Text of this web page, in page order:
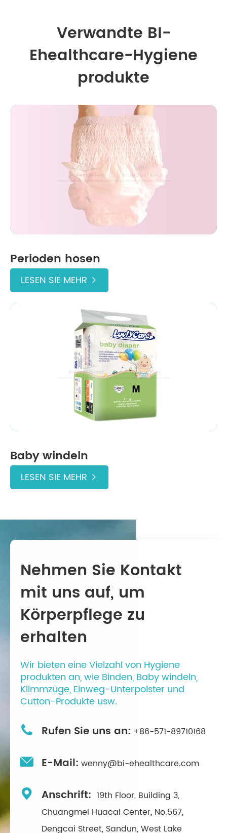
Verwandte BI-
Ehealthcare-Hygiene
produkte
Perioden hosen
LESEN SIE MEHR 
Baby windeln
LESEN SIE MEHR 
Nehmen Sie Kontakt
mit uns auf, um
Körperpflege zu
erhalten
Wir bieten eine Vielzahl von Hygiene
produkten an, wie Binden, Baby windeln,
Klimmzüge, Einweg-Unterpolster und
Cutton-Produkte usw.
 Rufen Sie uns an: +86-571-89710168
 E-Mail: wenny@bi-ehealthcare.com
 Anschrift: 19th Floor, Building 3,
Chuangmei Huacai Center, No.567,
Dengcai Street, Sandun, West Lake